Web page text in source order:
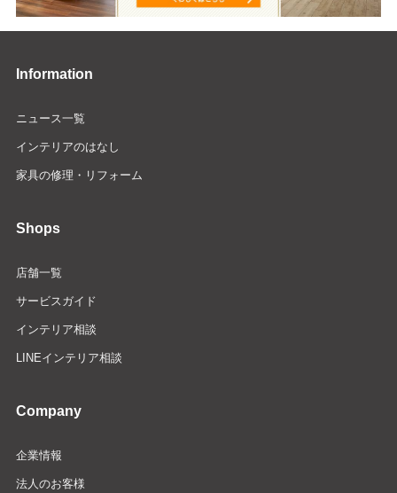
Information
ニュース一覧
インテリアのはなし
家具の修理・リフォーム
Shops
店舗一覧
サービスガイド
インテリア相談
LINEインテリア相談
Company
企業情報
法人のお客様